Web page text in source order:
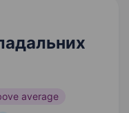
average